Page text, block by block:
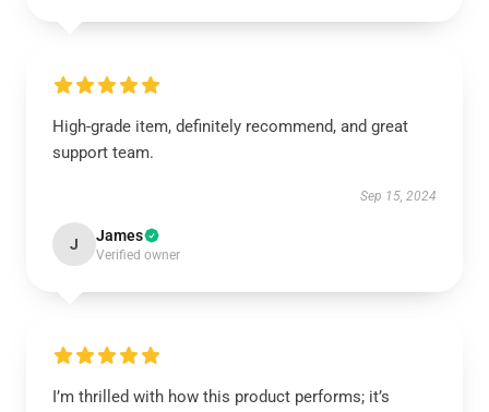
High-grade item, definitely recommend, and great
support team.
Sep 15, 2024
J James
Verified owner
I’m thrilled with how this product performs; it’s